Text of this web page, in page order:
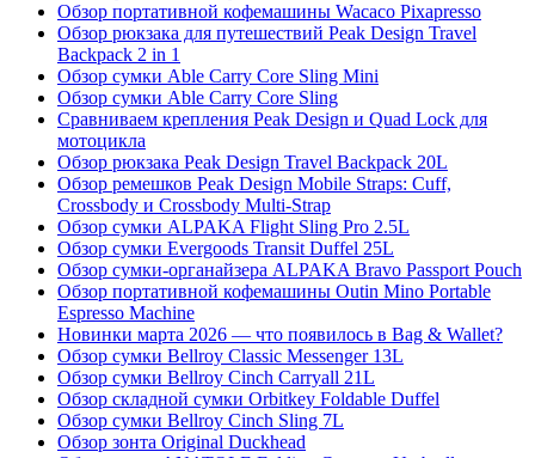
Обзор портативной кофемашины Wacaco Pixapresso
Обзор рюкзака для путешествий Peak Design Travel
Backpack 2 in 1
Обзор сумки Able Carry Core Sling Mini
Обзор сумки Able Carry Core Sling
Сравниваем крепления Peak Design и Quad Lock для
мотоцикла
Обзор рюкзака Peak Design Travel Backpack 20L
Обзор ремешков Peak Design Mobile Straps: Cuff,
Crossbody и Crossbody Multi-Strap
Обзор сумки ALPAKA Flight Sling Pro 2.5L
Обзор сумки Evergoods Transit Duffel 25L
Обзор сумки-органайзера ALPAKA Bravo Passport Pouch
Обзор портативной кофемашины Outin Mino Portable
Espresso Machine
Новинки марта 2026 — что появилось в Bag & Wallet?
Обзор сумки Bellroy Classic Messenger 13L
Обзор сумки Bellroy Cinch Carryall 21L
Обзор складной сумки Orbitkey Foldable Duffel
Обзор сумки Bellroy Cinch Sling 7L
Обзор зонта Original Duckhead